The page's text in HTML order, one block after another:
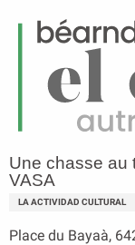
Menú
Página principal
Une chasse au trésor
Une chasse au
VASA
LA ACTIVIDAD CULTURAL
Place du Bayaà,